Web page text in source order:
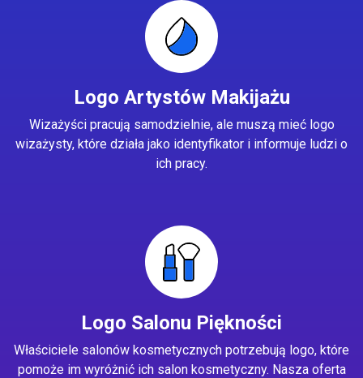
Logo Artystów Makijażu
Wizażyści pracują samodzielnie, ale muszą mieć logo
wizażysty, które działa jako identyfikator i informuje ludzi o
ich pracy.
Logo Salonu Piękności
Właściciele salonów kosmetycznych potrzebują logo, które
pomoże im wyróżnić ich salon kosmetyczny. Nasza oferta